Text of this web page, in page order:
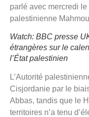
parlé avec mercredi le
palestinienne
Watch: BBC presse
étrangères sur le
l’État palestinien
L’Autorité
Cisjordanie par le
Abbas, tandis que le
territoires n’a tenu